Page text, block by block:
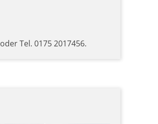
oder Tel. 0175 2017456.